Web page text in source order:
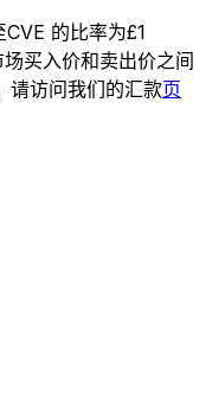
的比率为£1
买入价和卖出价之间
请访问我们的汇款页